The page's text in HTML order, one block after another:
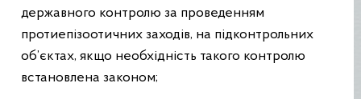
державного контролю за проведенням
протиепізоотичних заходів, на підконтрольних
об’єктах, якщо необхідність такого контролю
встановлена законом;